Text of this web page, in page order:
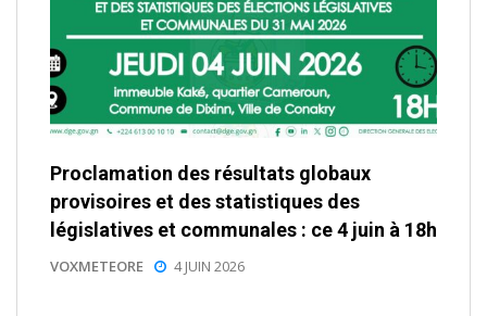
Proclamation des résultats globaux
provisoires et des statistiques des
législatives et communales : ce 4 juin à 18h
VOXMETEORE 4 JUIN 2026